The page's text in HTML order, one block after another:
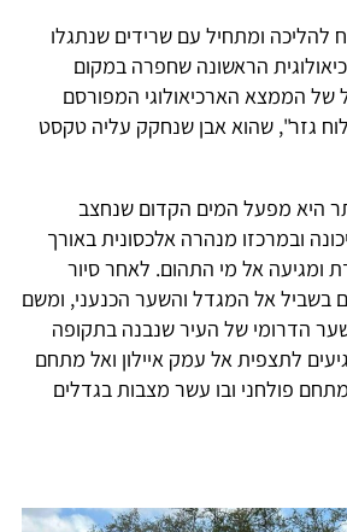
להליכה ומתחיל עם שרידים שנתגלו
הראשונה שחפרה במקום
של הממצא הארכיאולוגי המפורסם
גזר", שהוא אבן שנחקק עליה טקסט
היא מפעל המים הקדום שנחצב
ובמרכזו מנהרה אלכסונית באורך
ומגיעה אל מי התהום. לאחר סיור
בשביל אל המגדל והשער הכנעני, ומשם
הדרומי של העיר שנבנה בתקופה
לתצפית אל עמק איילון ואל מתחם
פולחני ובו עשר מצבות בגדלים